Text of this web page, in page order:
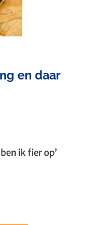
en daar
ik fier op’